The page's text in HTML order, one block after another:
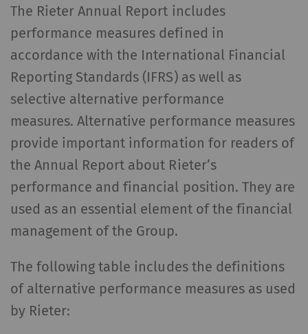
The Rieter Annual Report includes
performance measures defined in
accordance with the International Financial
Reporting Standards (IFRS) as well as
selective alternative performance
measures. Alternative performance measures
provide important information for readers of
the Annual Report about Rieter’s
performance and financial position. They are
used as an essential element of the financial
management of the Group.
The following table includes the definitions
of alternative performance measures as used
by Rieter: